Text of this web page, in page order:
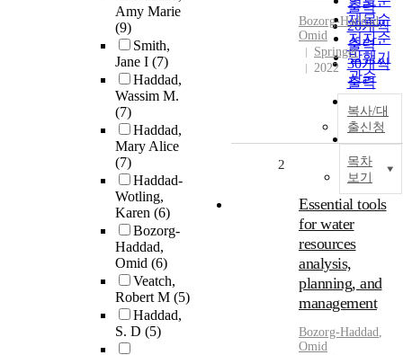
Amy Marie
(9)
Smith,
Jane I (7)
Haddad,
Wassim M.
(7)
Haddad,
Mary Alice
(7)
Haddad-
Wotling,
Karen (6)
Bozorg-
Haddad,
Omid (6)
Veatch,
Robert M (5)
Haddad,
S. D (5)
제목순
저자순
발행기
관순
출력
20개씩
출력
30개씩
출력
50개씩
출력
100개씩
출력
Bozorg-Haddad,
Omid
Springer
2022
복사/대
출신청
목차
보기
2
Essential tools
for water
resources
analysis,
planning, and
management
Bozorg-Haddad,
Omid